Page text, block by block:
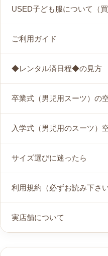
USED子ども服について（買
ご利用ガイド
◆レンタル済日程◆の見方
卒業式（男児用スーツ）の
入学式（男児用のスーツ）
サイズ選びに迷ったら
利用規約（必ずお読み下さい
実店舗について